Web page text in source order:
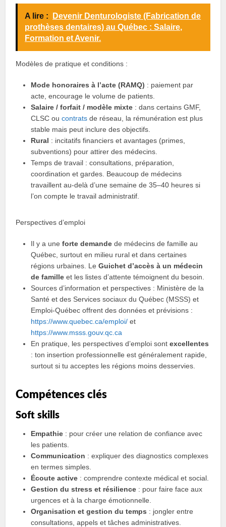
A lire :
Devenir Denturologiste (Fabrication de
prothèses dentaires) au Québec : Salaire,
Formation et Avenir.
Modèles de pratique et conditions :
Mode honoraires à l’acte (RAMQ) : paiement par
acte, encourage le volume de patients.
Salaire / forfait / modèle mixte : dans certains GMF,
CLSC oucontrats de réseau, la rémunération est plus
stable mais peut inclure des objectifs.
Rural : incitatifs financiers et avantages (primes,
subventions) pour attirer des médecins.
Temps de travail : consultations, préparation,
coordination et gardes. Beaucoup de médecins
travaillent au-delà d’une semaine de 35–40 heures si
l’on compte le travail administratif.
Perspectives d’emploi
Il y a uneforte demande de médecins de famille au
Québec, surtout en milieu rural et dans certaines
régions urbaines. LeGuichet d’accès à un médecin
de famille et les listes d’attente témoignent du besoin.
Sources d’information et perspectives : Ministère de la
Santé et des Services sociaux du Québec (MSSS) et
Emploi-Québec offrent des données et prévisions :
https://www.quebec.ca/emploi/ et
https://www.msss.gouv.qc.ca
En pratique, les perspectives d’emploi sontexcellentes
: ton insertion professionnelle est généralement rapide,
surtout si tu acceptes les régions moins desservies.
Compétences clés
Soft skills
Empathie : pour créer une relation de confiance avec
les patients.
Communication : expliquer des diagnostics complexes
en termes simples.
Écoute active : comprendre contexte médical et social.
Gestion du stress et résilience : pour faire face aux
urgences et à la charge émotionnelle.
Organisation et gestion du temps : jongler entre
consultations, appels et tâches administratives.